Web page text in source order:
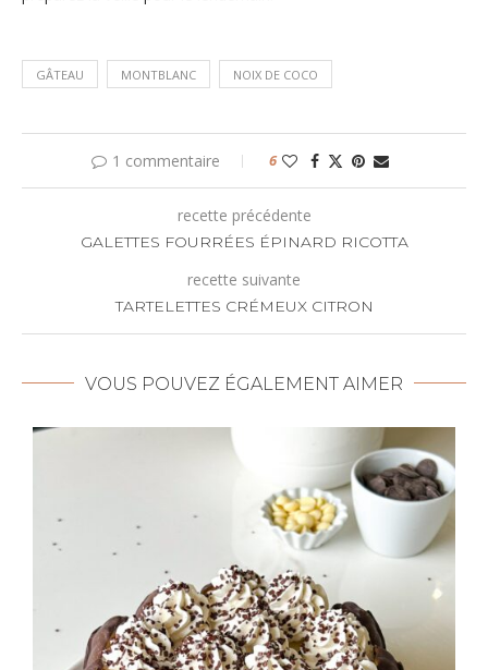
GÂTEAU MONTBLANC NOIX DE COCO
1 commentaire 6
recette précédente
GALETTES FOURRÉES ÉPINARD RICOTTA
recette suivante
TARTELETTES CRÉMEUX CITRON
VOUS POUVEZ ÉGALEMENT AIMER